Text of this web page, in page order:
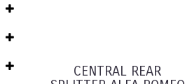
CENTRAL REAR